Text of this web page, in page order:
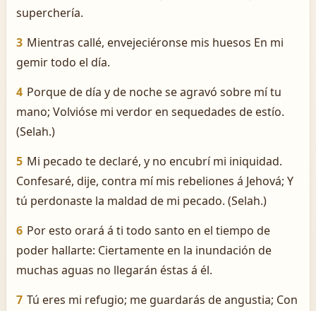
superchería.
3 Mientras callé, envejeciéronse mis huesos En mi
gemir todo el día.
4 Porque de día y de noche se agravó sobre mí tu
mano; Volvióse mi verdor en sequedades de estío.
(Selah.)
5 Mi pecado te declaré, y no encubrí mi iniquidad.
Confesaré, dije, contra mí mis rebeliones á Jehová; Y
tú perdonaste la maldad de mi pecado. (Selah.)
6 Por esto orará á ti todo santo en el tiempo de
poder hallarte: Ciertamente en la inundación de
muchas aguas no llegarán éstas á él.
7 Tú eres mi refugio; me guardarás de angustia; Con